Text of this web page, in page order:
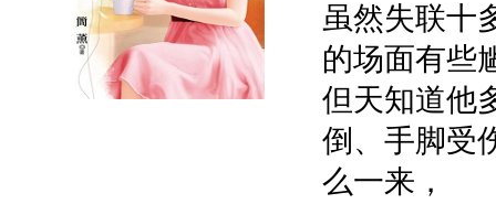
虽然失联十
的场面有些
但天知道他
倒、手脚受
么一来，